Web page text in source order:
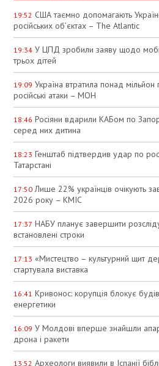
19:52 США таємно допомагають
російських об’єктах – The Atlantic
19:34 У ЦПД зробили заяву щодо
трьох дітей
19:09 Україна втратила понад мільйон
російські атаки – МОН
18:46 Росіяни вдарили КАБом по
серед них дитина
18:23 Генштаб підтвердив удар по
Татарстані
17:50 Лише 22% українців очікують
2026 року – КМІС
17:37 НАБУ планує завершити
встановлені строки
17:13 «Мистецтво – культурний щит
стартувала виставка
16:41 Кривонос: корупція блокує
енергетики
16:09 У Молдові вперше знайшли
дрона і ракети
13:52 Археологи виявили в Іспанії